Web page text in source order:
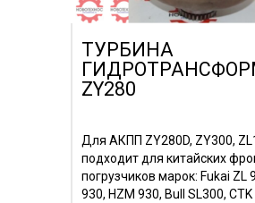
ТУРБИНА
ZY280
Для АКПП ZY280D, ZY300,
подходит для китайских
погрузчиков марок: Fukai ZL
930, HZM 930, Bull SL300, CTK